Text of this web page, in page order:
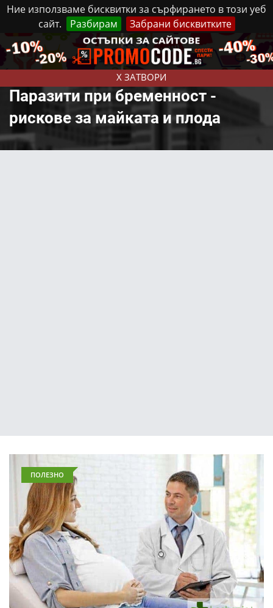
Ние използваме бисквитки за сърфирането в този уеб
сайт.
Разбирам Забрани бисквитките
X ЗАТВОРИ
Понеделник, 10 Август, 2026 Реклама Контакти
Паразити при бременност -
рискове за майката и плода
ПОЛЕЗНО